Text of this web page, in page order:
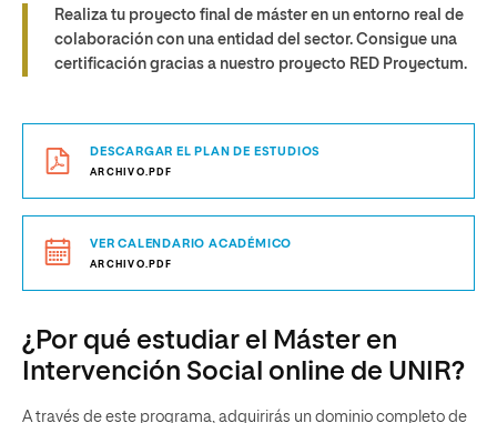
Realiza tu proyecto final de máster en un entorno real de
colaboración con una entidad del sector. Consigue una
certificación gracias a nuestro proyecto RED Proyectum.
DESCARGAR EL PLAN DE ESTUDIOS
ARCHIVO.PDF
VER CALENDARIO ACADÉMICO
ARCHIVO.PDF
¿Por qué estudiar el Máster en
Intervención Social online de UNIR?
A través de este programa, adquirirás un dominio completo de